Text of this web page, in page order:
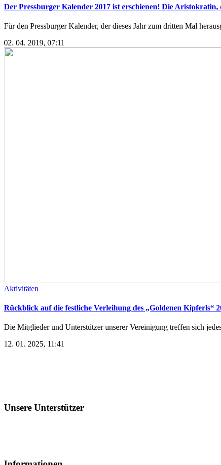
Der Pressburger Kalender 2017 ist erschienen! Die
Für den Pressburger Kalender, der dieses Jahr zum dritten Mal
02. 04. 2019, 07:11
Aktivitäten
Rückblick auf die festliche Verleihung des „Goldenen Kipferls“
Die Mitglieder und Unterstützer unserer Vereinigung treffen sich
12. 01. 2025, 11:41
Unsere Unterstützer